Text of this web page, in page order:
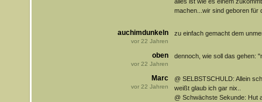
machen...wir sind geboren für
auchimdunkeln
vor 22 Jahren
zu einfach gemacht dem
oben
vor 22 Jahren
dennoch, wie soll das gehen:
Marc
vor 22 Jahren
@ SELBSTSCHULD: Allein
weißt glaub ich gar nix..
@ Schwächste Sekunde: Hut